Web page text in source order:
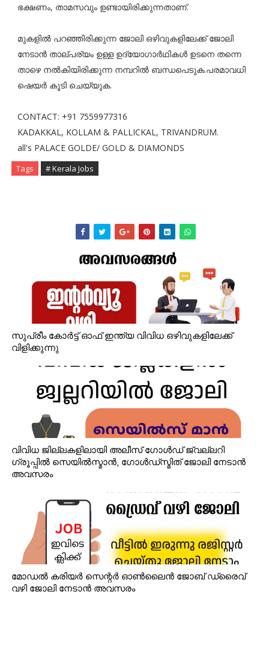
ഭക്ഷണം, താമസവും ഉണ്ടായിരിക്കുന്നതാണ്.
മുകളിൽ പറഞ്ഞിരിക്കുന്ന ജോലി ഒഴിവുകളിലേക്ക് ജോലി
നേടാൻ താല്പര്യം ഉള്ള ഉദ്യോഗാർഥികൾ ഉടനെ തന്നെ
താഴെ നൽകിയിരിക്കുന്ന നമ്പറിൽ ബന്ധപെടുക.പരമാവധി
ഷെയർ കൂടി ചെയ്യുക.
CONTACT: +91 7559977316
KADAKKAL, KOLLAM & PALLICKAL, TRIVANDRUM.
all's PALACE GOLDE/ GOLD & DIAMONDS
Tags # Kerala Jobs
സുപ്രീം കോർട്ട് ഓഫ് ഇന്ത്യ വിവിധ ഒഴിവുകളിലേക്ക്
വിളിക്കുന്നു
വിവിധ ജില്ലകളിലായി അലീസ് ഗോൾഡ് ജ്വല്ലറി
ഗ്രൂപ്പിൽ സെയിൽസ്മാൻ, ഗോൾഡ്‌സ്മിത് ജോലി നേടാൻ
അവസരം
മോഡൽ കരിയർ സെന്റർ ഓൺലൈൻ ജോബ് ഡ്രൈവ്
വഴി ജോലി നേടാൻ അവസരം